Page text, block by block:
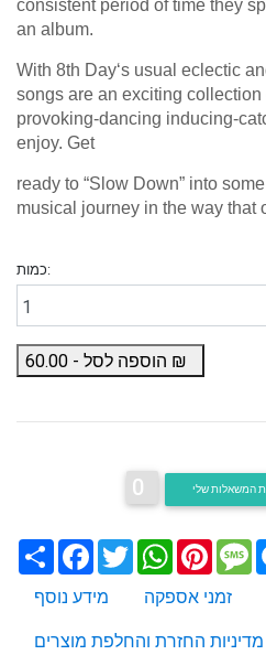
consistent period of time they
an album.
With 8th Day‘s usual eclectic
songs are an exciting
provoking-dancing inducing-
enjoy. Get
ready to “Slow Down” into
musical journey in the way that
כמות:
הוספה לסל - 60.00
0
שתף Facebook
TwitterWhatsApp
מידע נוסף
זמני אספקה
מדיניות החזרת והחלפת מוצרים